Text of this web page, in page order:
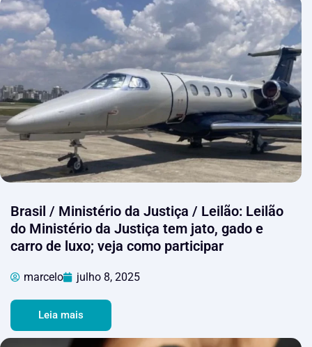
Brasil / Ministério da Justiça / Leilão: Leilão
do Ministério da Justiça tem jato, gado e
carro de luxo; veja como participar
marcelo julho 8, 2025
Leia mais